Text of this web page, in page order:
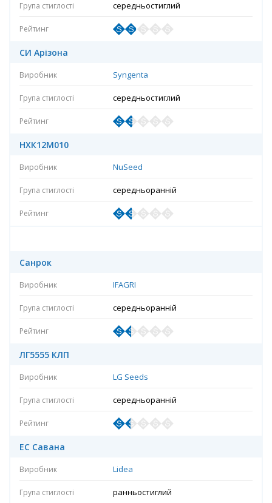
середньостиглий
СИ Арізона
Syngenta
середньостиглий
НХК12М010
NuSeed
середньоранній
Санрок
IFAGRI
середньоранній
ЛГ5555 КЛП
LG Seeds
середньоранній
ЕС Савана
Lidea
ранньостиглий